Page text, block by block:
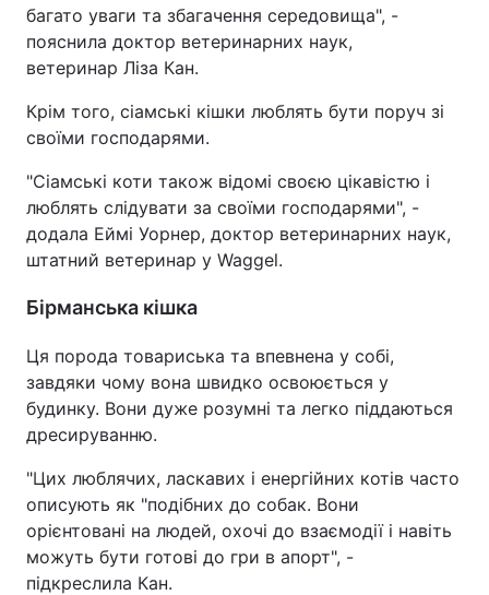
багато уваги та збагачення середовища", -
пояснила доктор ветеринарних наук,
ветеринар Ліза Кан.
Крім того, сіамські кішки люблять бути поруч зі
своїми господарями.
"Сіамські коти також відомі своєю цікавістю і
люблять слідувати за своїми господарями", -
додала Еймі Уорнер, доктор ветеринарних наук,
штатний ветеринар у Waggel.
Бірманська кішка
Ця порода товариська та впевнена у собі,
завдяки чому вона швидко освоюється у
будинку. Вони дуже розумні та легко піддаються
дресируванню.
"Цих люблячих, ласкавих і енергійних котів часто
описують як "подібних до собак. Вони
орієнтовані на людей, охочі до взаємодії і навіть
можуть бути готові до гри в апорт", -
підкреслила Кан.